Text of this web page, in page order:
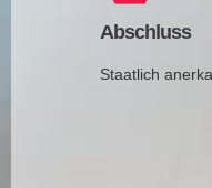
Abschluss
Staatlich